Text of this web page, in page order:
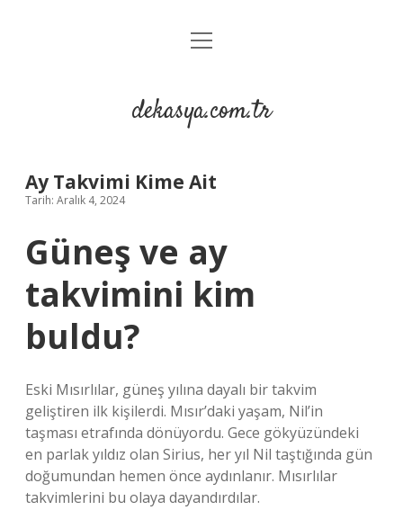
Anasayfa
Yasal Uyarı
menüyü
dekasya.com.tr
Ay Takvimi Kime Ait
Tarih: Aralık 4, 2024
Güneş ve ay
takvimini kim
buldu?
Eski Mısırlılar, güneş yılına dayalı bir takvim
geliştiren ilk kişilerdi. Mısır’daki yaşam, Nil’in
taşması etrafında dönüyordu. Gece gökyüzündeki
en parlak yıldız olan Sirius, her yıl Nil taştığında gün
doğumundan hemen önce aydınlanır. Mısırlılar
takvimlerini bu olaya dayandırdılar.